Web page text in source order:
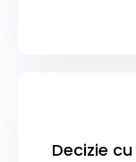
Decizie